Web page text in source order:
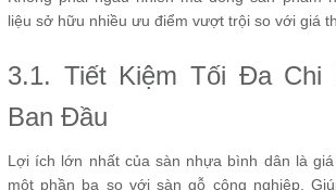
liệu sở hữu nhiều ưu điểm vượt trội so với giá
3.1. Tiết Kiệm Tối Đa
Ban Đầu
Lợi ích lớn nhất của sàn nhựa bình dân là
một phần ba so với sàn gỗ công nghiệp.